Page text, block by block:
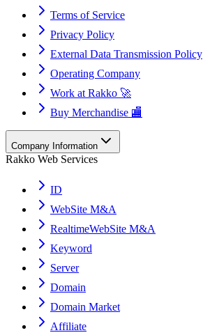
Terms of Service
Privacy Policy
External Data Transmission Policy
Operating Company
Work at Rakko 🚀
Buy Merchandise 🏬
Company Information
Rakko Web Services
ID
WebSite M&A
RealtimeWebSite M&A
Keyword
Server
Domain
Domain Market
Affiliate